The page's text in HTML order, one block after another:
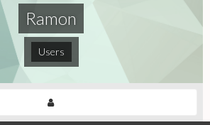
Ramon
Users